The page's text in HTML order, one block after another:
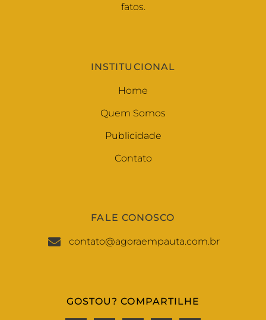
fatos.
INSTITUCIONAL
Home
Quem Somos
Publicidade
Contato
FALE CONOSCO
contato@agoraempauta.com.br
GOSTOU? COMPARTILHE